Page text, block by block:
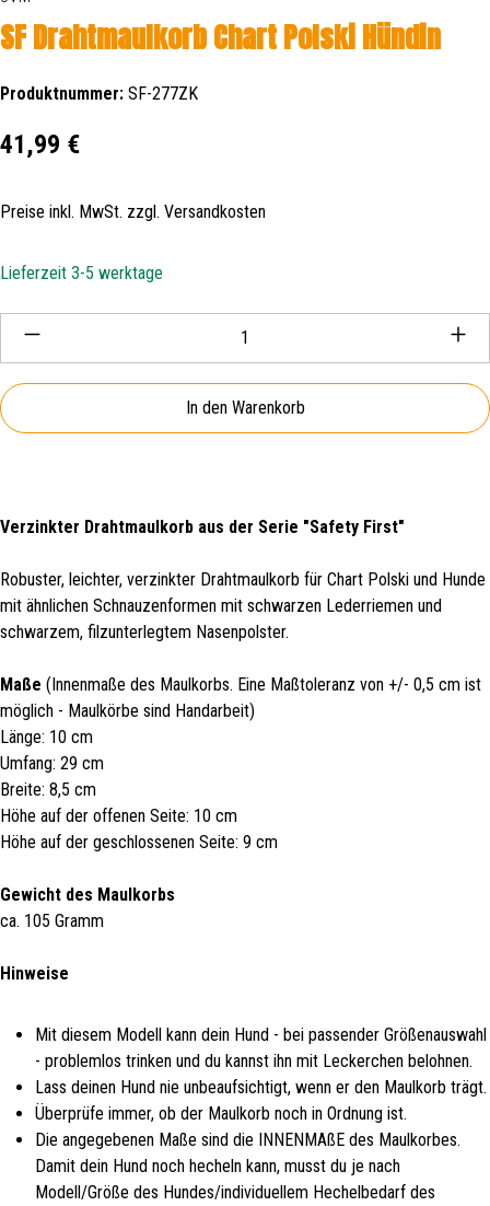
SF Drahtmaulkorb Chart Polski Hündin
Produktnummer: SF-277ZK
Regulärer Preis:
41,99 €
Preise inkl. MwSt. zzgl. Versandkosten
Lieferzeit 3-5 werktage
Produkt Anzahl: Gib den gewünschten Wert ein oder
In den Warenkorb
Verzinkter Drahtmaulkorb aus der Serie "Safety First"
Robuster, leichter, verzinkter Drahtmaulkorb für Chart Polski und Hunde
mit ähnlichen Schnauzenformen mit schwarzen Lederriemen und
schwarzem, filzunterlegtem Nasenpolster.
Maße (Innenmaße des Maulkorbs. Eine Maßtoleranz von +/- 0,5 cm ist
möglich - Maulkörbe sind Handarbeit)
Länge: 10 cm
Umfang: 29 cm
Breite: 8,5 cm
Höhe auf der offenen Seite: 10 cm
Höhe auf der geschlossenen Seite: 9 cm
Gewicht des Maulkorbs
ca. 105 Gramm
Hinweise
Mit diesem Modell kann dein Hund - bei passender Größenauswahl
- problemlos trinken und du kannst ihn mit Leckerchen belohnen.
Lass deinen Hund nie unbeaufsichtigt, wenn er den Maulkorb trägt.
Überprüfe immer, ob der Maulkorb noch in Ordnung ist.
Die angegebenen Maße sind die INNENMAßE des Maulkorbes.
Damit dein Hund noch hecheln kann, musst du je nach
Modell/Größe des Hundes/individuellem Hechelbedarf des